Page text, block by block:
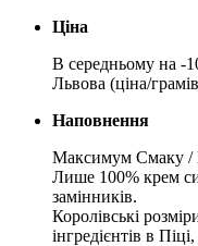
Ціна
В середньому на -
Львова (ціна/
Наповнення
Максимум Смаку /
Лише 100% крем
замінників.
Королівські
інгредієнтів в